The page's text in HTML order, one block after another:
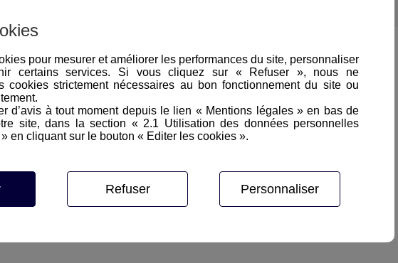
pour mesurer et améliorer les performances du site, personnaliser
certains services. Si vous cliquez sur « Refuser », nous ne
cookies strictement nécessaires au bon fonctionnement du site ou
d’avis à tout moment depuis le lien « Mentions légales » en bas de
site, dans la section « 2.1 Utilisation des données personnelles
en cliquant sur le bouton « Editer les cookies ».
Refuser Personnaliser